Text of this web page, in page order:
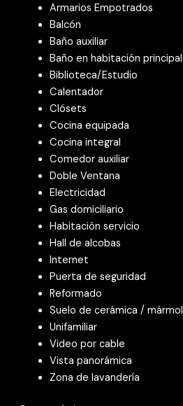
Armarios Empotrados
Balcón
Baño auxiliar
Baño en habitación principal
Biblioteca/Estudio
Calentador
Clósets
Cocina equipada
Cocina integral
Comedor auxiliar
Doble Ventana
Electricidad
Gas domiciliario
Habitación servicio
Hall de alcobas
Internet
Puerta de seguridad
Reformado
Suelo de cerámica / mármol
Unifamiliar
Video por cable
Vista panorámica
Zona de lavandería